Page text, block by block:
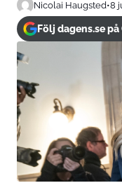
Nicolai Haugsted•8
Följ dagens.se